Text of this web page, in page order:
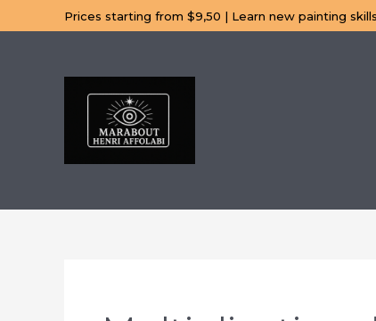
au
Prices starting from $9,50 | Learn new painting